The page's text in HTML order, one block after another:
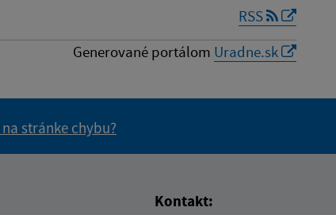
RSS
Generované portálom Uradne.sk
stránke chybu?
Kontakt: